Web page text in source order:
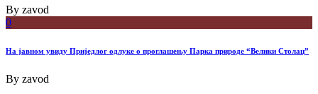
By zavod
0
На јавном увиду Приједлог oдлуке о проглашењу Парка природе “Велики Столац”
By zavod